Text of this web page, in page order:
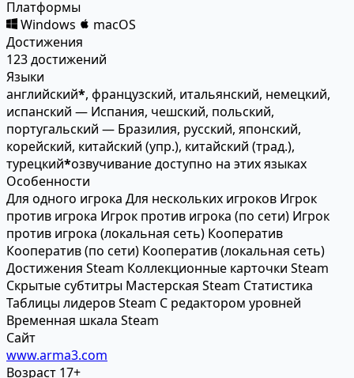
Платформы
Windows
macOS
Достижения
123 достижений
Языки
английский*, французский, итальянский, немецкий,
испанский — Испания, чешский, польский,
португальский — Бразилия, русский, японский,
корейский, китайский (упр.), китайский (трад.),
турецкий*озвучивание доступно на этих языках
Особенности
Для одного игрока Для нескольких игроков Игрок
против игрока Игрок против игрока (по сети) Игрок
против игрока (локальная сеть) Кооператив
Кооператив (по сети) Кооператив (локальная сеть)
Достижения Steam Коллекционные карточки Steam
Скрытые субтитры Мастерская Steam Статистика
Таблицы лидеров Steam С редактором уровней
Временная шкала Steam
Сайт
www.arma3.com
Возраст 17+